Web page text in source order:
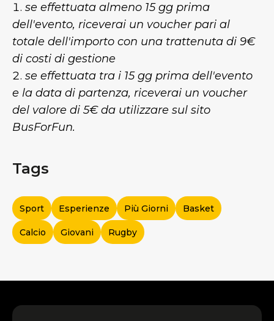
se effettuata almeno 15 gg prima
dell'evento, riceverai un voucher pari al
totale dell'importo con una trattenuta di 9€
di costi di gestione
se effettuata tra i 15 gg prima dell'evento
e la data di partenza, riceverai un voucher
del valore di 5€ da utilizzare sul sito
BusForFun.
Tags
Sport Esperienze Più Giorni Basket
Calcio Giovani Rugby